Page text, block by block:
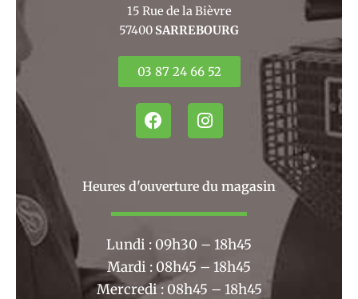
15 Rue de la Bièvre
57400 SARREBOURG
03 87 24 66 52
F
a
b
o
k
I
n
a
r
m
Heures d'ouverture du magasin
Lundi : 09h30 – 18h45
Mardi : 08h45 – 18h45
Mercredi : 08h45 – 18h45